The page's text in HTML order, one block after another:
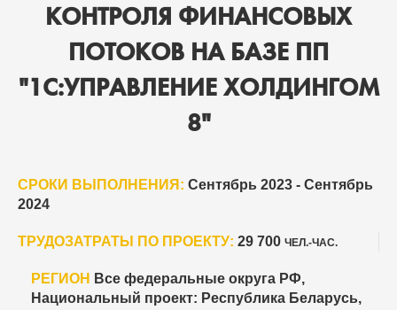
КОНТРОЛЯ ФИНАНСОВЫХ
ПОТОКОВ НА БАЗЕ ПП
"1С:УПРАВЛЕНИЕ ХОЛДИНГОМ
8"
СРОКИ ВЫПОЛНЕНИЯ: Сентябрь 2023 - Сентябрь
2024
ТРУДОЗАТРАТЫ ПО ПРОЕКТУ: 29 700 ЧЕЛ.-ЧАС.
РЕГИОН Все федеральные округа РФ,
Национальный проект: Республика Беларусь,